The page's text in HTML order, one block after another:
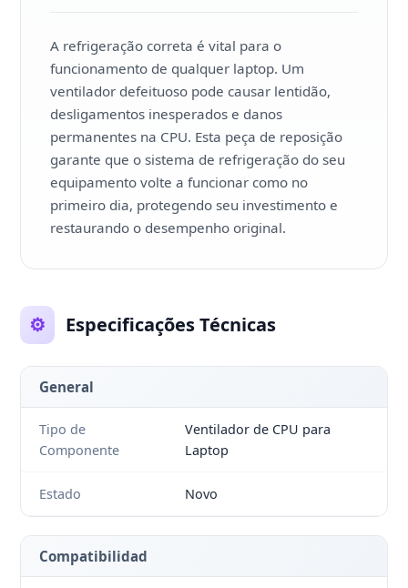
A refrigeração correta é vital para o
funcionamento de qualquer laptop. Um
ventilador defeituoso pode causar lentidão,
desligamentos inesperados e danos
permanentes na CPU. Esta peça de reposição
garante que o sistema de refrigeração do seu
equipamento volte a funcionar como no
primeiro dia, protegendo seu investimento e
restaurando o desempenho original.
⚙️ Especificações Técnicas
General
Tipo de
Componente
Ventilador de CPU para
Laptop
Estado Novo
Compatibilidad